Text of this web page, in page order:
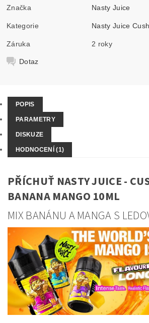
Značka Nasty Juice
Kategorie Nasty Juice
Záruka 2 roky
Dotaz
POPIS
PARAMETRY
DISKUZE
HODNOCENÍ (1)
PŘÍCHUŤ NASTY JUICE -
BANANA MANGO 10ML
MIX BANÁNU A MANGA S